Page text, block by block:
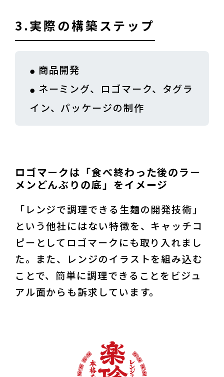
3.実際の構築ステップ
商品開発
ネーミング、ロゴマーク、タグラ
イン、パッケージの制作
ロゴマークは「食べ終わった後のラー
メンどんぶりの底」をイメージ
「レンジで調理できる生麺の開発技術」
という他社にはない特徴を、キャッチコ
ピーとしてロゴマークにも取り入れまし
た。また、レンジのイラストを組み込む
ことで、簡単に調理できることをビジュ
アル面からも訴求しています。